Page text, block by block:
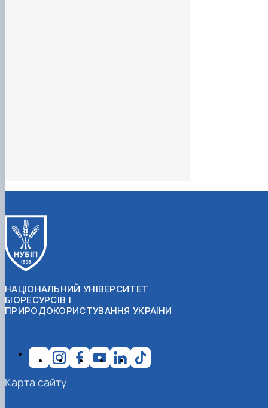
НАЦІОНАЛЬНИЙ УНІВЕРСИТЕТ
БІОРЕСУРСІВ І
ПРИРОДОКОРИСТУВАННЯ УКРАЇНИ
Карта сайту